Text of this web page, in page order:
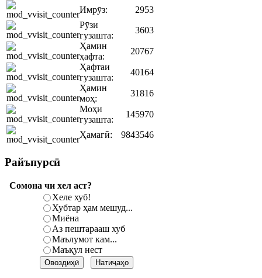
Имрӯз:
2953
Рӯзи
гузашта:
3603
Ҳамин
ҳафта:
20767
Ҳафтаи
гузашта:
40164
Ҳамин
моҳ:
31816
Моҳи
гузашта:
145970
Ҳамагӣ: 9843546
Райъпурсӣ
Сомона чи хел аст?
Хеле хуб!
Хубтар ҳам мешуд...
Миёна
Аз пештарааш хуб
Маълумот кам...
Маъқул нест